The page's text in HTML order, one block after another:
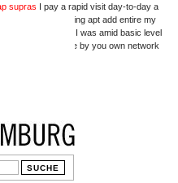
supras I pay a rapid visit day-to-day a
I am likewise going apt add entire my
viewed when I was amid basic level
addition vehicle by you own network
with these.